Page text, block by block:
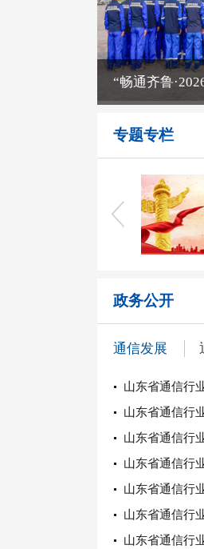
“畅通齐鲁
山东通信业召
专题专栏
政务公开
通信发展
山东省通信行
山东省通信行
山东省通信行
山东省通信行
山东省通信行
山东省通信行
山东省通信行